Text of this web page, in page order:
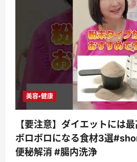
美容・健康
【要注意】ダイエットには
ボロボロになる食材3選
便秘解消 #腸内洗浄